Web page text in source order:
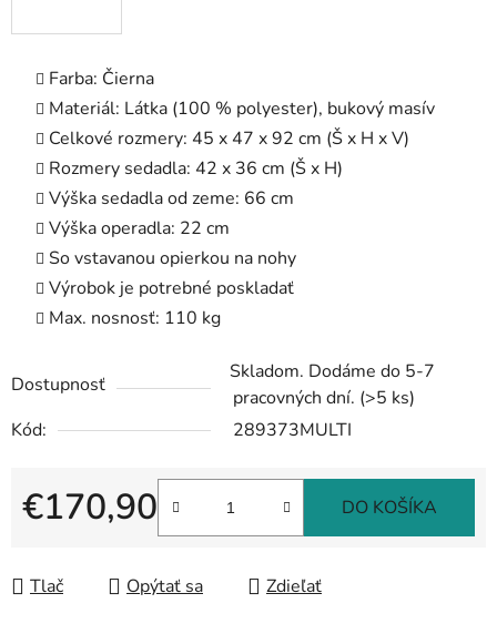
Farba: Čierna
Materiál: Látka (100 % polyester), bukový masív
Celkové rozmery: 45 x 47 x 92 cm (Š x H x V)
Rozmery sedadla: 42 x 36 cm (Š x H)
Výška sedadla od zeme: 66 cm
Výška operadla: 22 cm
So vstavanou opierkou na nohy
Výrobok je potrebné poskladať
Max. nosnosť: 110 kg
Dostupnosť
Skladom. Dodáme do 5-7
pracovných dní. (>5 ks)
Kód:
289373MULTI
€170,90 DO KOŠÍKA
Tlač Opýtať sa Zdieľať